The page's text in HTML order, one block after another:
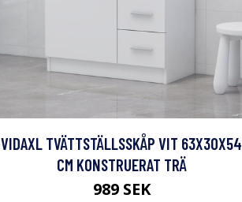
VIDAXL TVÄTTSTÄLLSSKÅP VIT 63X30X54
CM KONSTRUERAT TRÄ
989 SEK